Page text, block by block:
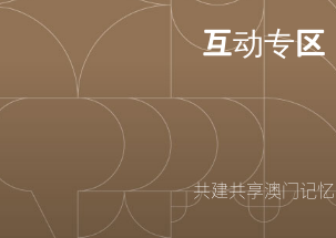
互动专区
共建共享澳门记忆